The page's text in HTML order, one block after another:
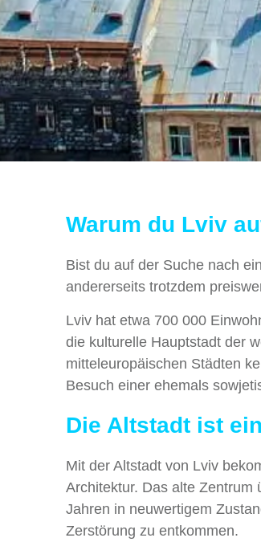
Warum du Lviv
Bist du auf der Suche nach
andererseits trotzdem
Lviv hat etwa 700 000
die kulturelle Hauptstadt der
mitteleuropäischen Städten
Besuch einer ehemals
Die Altstadt ist
Mit der Altstadt von Lviv
Architektur. Das alte Zentrum
Jahren in neuwertigem
Zerstörung zu entkommen.